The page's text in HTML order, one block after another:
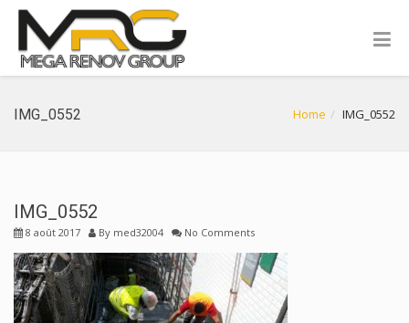
IMG_0552 Home IMG_0552
IMG_0552
8 août 2017 By med32004 No Comments